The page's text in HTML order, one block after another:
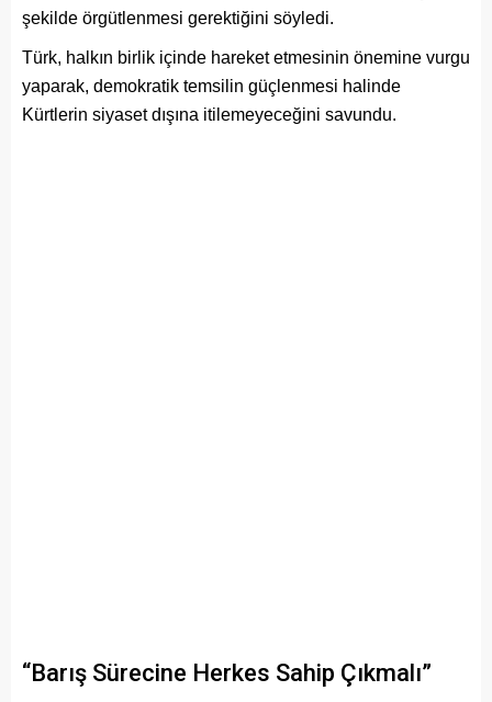
şekilde örgütlenmesi gerektiğini söyledi.
Türk, halkın birlik içinde hareket etmesinin önemine vurgu
yaparak, demokratik temsilin güçlenmesi halinde
Kürtlerin siyaset dışına itilemeyeceğini savundu.
“Barış Sürecine Herkes Sahip Çıkmalı”